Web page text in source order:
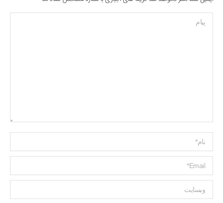
پیام
Name *
ایمیل *
وبسایت